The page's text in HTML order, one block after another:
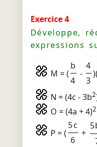
Exercice 4
Développe,
expressions
M = (
b
4
-
4
3
)(
N = (4c - 3b2
O = (4a + 4)2
P = (
5c
6
+